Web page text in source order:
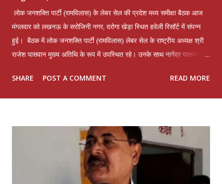
लोक जनशक्ति पार्टी (रामविलास) के लेबर सेल की प्रदेश मध्य समीक्षा बैठक आज
मंगलवार को लखनऊ के सरोजिनी नगर, दरोगा खेड़ा स्थित हवेली रिसॉर्ट में संपन्न
हुई। बैठक में लोक जनशक्ति पार्टी (रामविलास) लेबर सेल के राष्ट्रीय अध्यक्ष श्री
राजेश पासवान मुख्य अतिथि के रूप में उपस्थित रहे। उनके साथ नागेंद्र पासवान
प्रतिनिधियों ने भाग लिया। बैठक में पार्टी के मूल मंत्र "उत्तर प्रदेश फर्स्ट, उत्तर
भी मंथन किया गया। राष्ट्रीय अध्यक्ष श्री राजेश पासवान जी ने कहा कि प्रदेश के
विकास में श्रमिक वर्ग की अहम भूमिका है। लोक जनशक्ति पार्टी (रामविलास)
श्रमिकों की समस्याओं के समाधान और उनके हितों की रक्षा के लिए निरंतर प्रयासरत
है। उन्होंने सभी पदाधिकारियों से संगठन को जमीनी स्तर पर मजबूत करने और
SHARE POST A COMMENT READ MORE